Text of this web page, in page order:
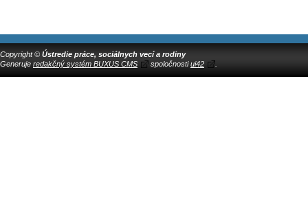
Copyright © Ústredie práce, sociálnych vecí a rodiny
Generuje redakčný systém BUXUS CMS spoločnostiui42